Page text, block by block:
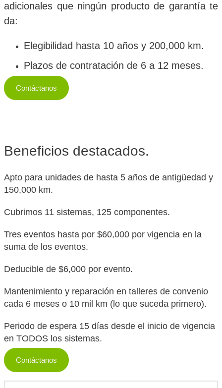
adicionales que ningún producto de garantía te
da:
Elegibilidad hasta 10 años y 200,000 km.
Plazos de contratación de 6 a 12 meses.
Contáctanos
Beneficios destacados.
Apto para unidades de hasta 5 años de antigüedad y
150,000 km.
Cubrimos 11 sistemas, 125 componentes.
Tres eventos hasta por $60,000 por vigencia en la
suma de los eventos.
Deducible de $6,000 por evento.
Mantenimiento y reparación en talleres de convenio
cada 6 meses o 10 mil km (lo que suceda primero).
Periodo de espera 15 días desde el inicio de vigencia
en TODOS los sistemas.
Contáctanos